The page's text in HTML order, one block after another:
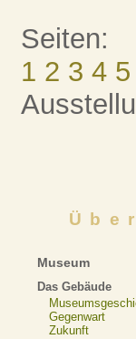
Seiten:
1 2 3 4 5
Museum
Das Gebäude
Gegenwart
Zukunft